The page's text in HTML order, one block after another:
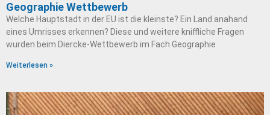
Geographie Wettbewerb
Welche Hauptstadt in der EU ist die kleinste? Ein Land anahand
eines Umrisses erkennen? Diese und weitere kniffliche Fragen
wurden beim Diercke-Wettbewerb im Fach Geographie
Weiterlesen »